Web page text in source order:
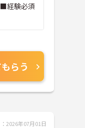
経験必須
らう
2026年07月01日